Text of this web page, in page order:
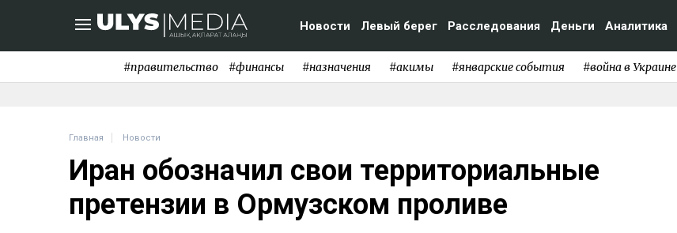
Новости Левый берег Расследования Деньги Аналитика
#правительство #финансы #назначения #акимы #январские события #война в Украине
Главная Новости
Иран обозначил свои территориальные
претензии в Ормузском проливе